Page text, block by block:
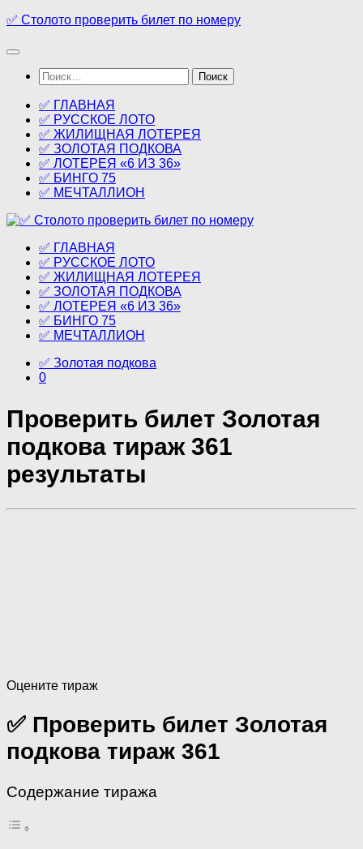
Перейти
содержимому
✅ Столото проверить билет по номеру
Найти:
✅ ГЛАВНАЯ
✅ РУССКОЕ ЛОТО
✅ ЖИЛИЩНАЯ ЛОТЕРЕЯ
✅ ЗОЛОТАЯ ПОДКОВА
✅ ЛОТЕРЕЯ «6 ИЗ 36»
✅ БИНГО 75
✅ МЕЧТАЛЛИОН
✅ ГЛАВНАЯ
✅ РУССКОЕ ЛОТО
✅ ЖИЛИЩНАЯ ЛОТЕРЕЯ
✅ ЗОЛОТАЯ ПОДКОВА
✅ ЛОТЕРЕЯ «6 ИЗ 36»
✅ БИНГО 75
✅ МЕЧТАЛЛИОН
✅ Золотая подкова
0
Проверить билет Золотая
подкова тираж 361
результаты
Оцените тираж
✅ Проверить билет Золотая
подкова тираж 361
Содержание тиража